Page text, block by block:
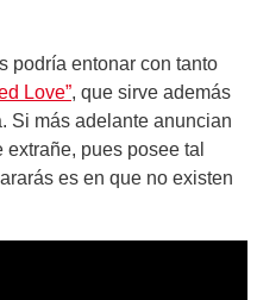
podría entonar con tanto
Love”, que sirve además
Si más adelante anuncian
pues posee tal
es en que no existen